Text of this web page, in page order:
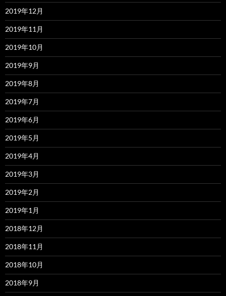
2019年12月
2019年11月
2019年10月
2019年9月
2019年8月
2019年7月
2019年6月
2019年5月
2019年4月
2019年3月
2019年2月
2019年1月
2018年12月
2018年11月
2018年10月
2018年9月